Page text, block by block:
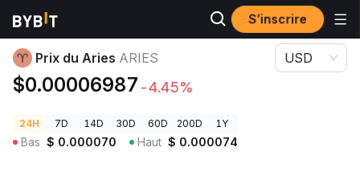
S’inscrire
Prix des cryptos
Prix du Aries ARIES
$0.00006987 -4.45%
USD
24H 7D 14D 30D 60D 200D 1Y
Bas $ 0.000070 Haut $ 0.000074